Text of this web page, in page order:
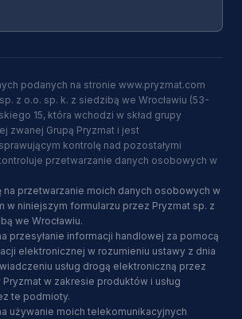
podanych na stronie www.pryzmat.com
z o.o. sp. k. z siedzibą we Wrocławiu (53-
15, która wchodzi w skład grupy
zwanej Grupą Pryzmat i jest
kontrolę nad pozostałymi
przetwarzanie danych osobowych w
na przetwarzanie moich danych osobowych w
w niniejszym formularzu przez Pryzmat sp. z
we Wrocławiu.
przesyłanie informacji handlowej za pomocą
elektronicznej w rozumieniu ustawy z dnia
usług drogą elektroniczną przez
w zakresie produktów i usług
te podmioty.
używanie moich telekomunikacyjnych